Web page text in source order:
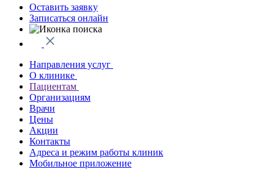
Оставить заявку
Записаться онлайн
Направления услуг
О клинике
Пациентам
Организациям
Врачи
Цены
Акции
Контакты
Адреса и режим работы клиник
Мобильное приложение